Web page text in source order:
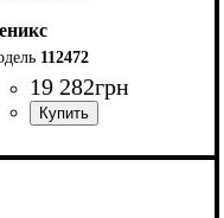
112472
19 282грн